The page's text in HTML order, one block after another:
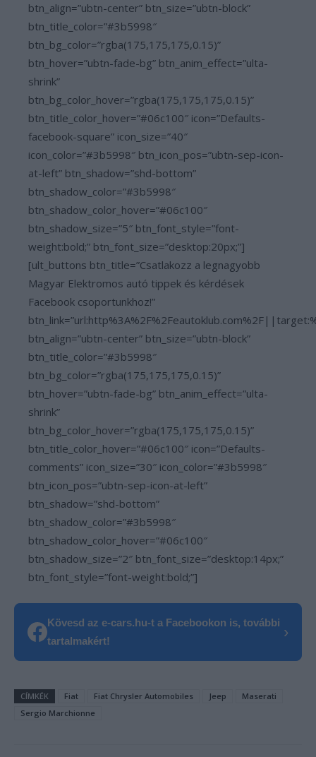
btn_align=”ubtn-center” btn_size=”ubtn-block”
btn_title_color=”#3b5998″
btn_bg_color=”rgba(175,175,175,0.15)”
btn_hover=”ubtn-fade-bg” btn_anim_effect=”ulta-
shrink”
btn_bg_color_hover=”rgba(175,175,175,0.15)”
btn_title_color_hover=”#06c100″ icon=”Defaults-
facebook-square” icon_size=”40″
icon_color=”#3b5998″ btn_icon_pos=”ubtn-sep-icon-
at-left” btn_shadow=”shd-bottom”
btn_shadow_color=”#3b5998″
btn_shadow_color_hover=”#06c100″
btn_shadow_size=”5″ btn_font_style=”font-
weight:bold;” btn_font_size=”desktop:20px;”]
[ult_buttons btn_title=”Csatlakozz a legnagyobb
Magyar Elektromos autó tippek és kérdések
Facebook csoportunkhoz!”
btn_align=”ubtn-center” btn_size=”ubtn-block”
btn_title_color=”#3b5998″
btn_bg_color=”rgba(175,175,175,0.15)”
btn_hover=”ubtn-fade-bg” btn_anim_effect=”ulta-
shrink”
btn_bg_color_hover=”rgba(175,175,175,0.15)”
btn_title_color_hover=”#06c100″ icon=”Defaults-
comments” icon_size=”30″ icon_color=”#3b5998″
btn_icon_pos=”ubtn-sep-icon-at-left”
btn_shadow=”shd-bottom”
btn_shadow_color=”#3b5998″
btn_shadow_color_hover=”#06c100″
btn_shadow_size=”2″ btn_font_size=”desktop:14px;”
btn_font_style=”font-weight:bold;”]
Kövesd az e-cars.hu-t a Facebookon is, további
tartalmakért!
›
CÍMKÉK Fiat Fiat Chrysler Automobiles Jeep
Maserati
Sergio Marchionne